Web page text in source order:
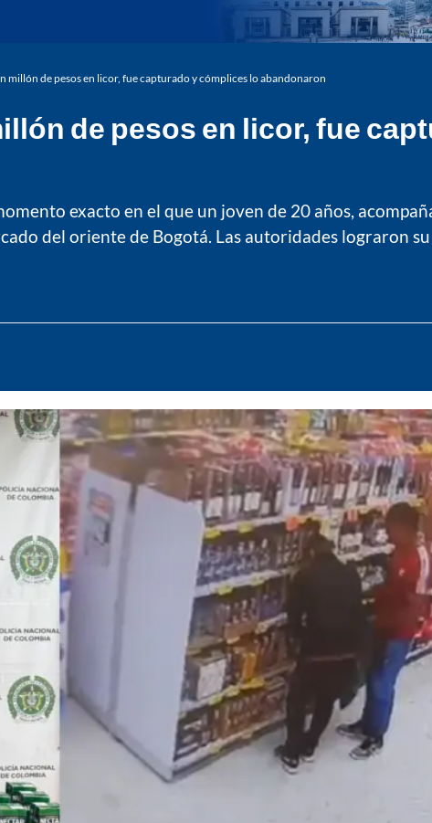
millón de pesos en licor, fue capturado y cómplices lo abandonaron
de pesos en licor, fue
exacto en el que un joven de 20 años,
del oriente de Bogotá. Las autoridades lograron